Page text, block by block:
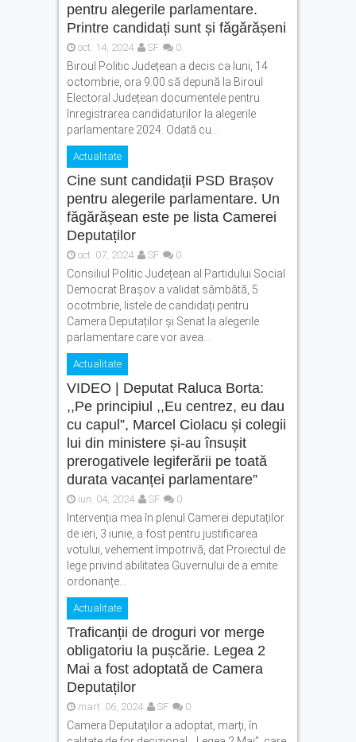
pentru alegerile parlamentare.
Printre candidați sunt și făgărășeni
oct. 14, 2024 SF 0
Biroul Politic Județean a decis ca luni, 14
octombrie, ora 9.00 să depună la Biroul
Electoral Județean documentele pentru
înregistrarea candidaturilor la alegerile
parlamentare 2024. Odată cu...
Actualitate
Cine sunt candidații PSD Brașov
pentru alegerile parlamentare. Un
făgărășean este pe lista Camerei
Deputaților
oct. 07, 2024 SF 0
Consiliul Politic Județean al Partidului Social
Democrat Brașov a validat sâmbătă, 5
ocotmbrie, listele de candidați pentru
Camera Deputaților și Senat la alegerile
parlamentare care vor avea...
Actualitate
VIDEO | Deputat Raluca Borta:
,,Pe principiul ,,Eu centrez, eu dau
cu capul”, Marcel Ciolacu și colegii
lui din ministere și-au însușit
prerogativele legiferării pe toată
durata vacanței parlamentare”
iun. 04, 2024 SF 0
Intervenția mea în plenul Camerei deputaților
de ieri, 3 iunie, a fost pentru justificarea
votului, vehement împotrivă, dat Proiectul de
lege privind abilitatea Guvernului de a emite
ordonanțe...
Actualitate
Traficanții de droguri vor merge
obligatoriu la pușcărie. Legea 2
Mai a fost adoptată de Camera
Deputaților
mart. 06, 2024 SF 0
Camera Deputaţilor a adoptat, marți, în